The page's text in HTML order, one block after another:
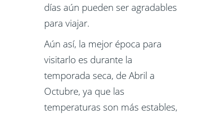
días aún pueden ser agradables
para viajar.
Aún así, la mejor época para
visitarlo es durante la
temporada seca, de Abril a
Octubre, ya que las
temperaturas son más estables,